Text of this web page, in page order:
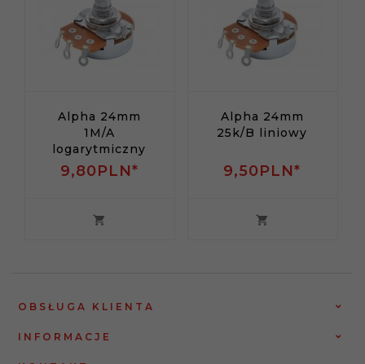
Alpha 24mm
1M/A
logarytmiczny
9,80PLN*
Alpha 24mm
25k/B liniowy
9,50PLN*
OBSŁUGA KLIENTA
INFORMACJE